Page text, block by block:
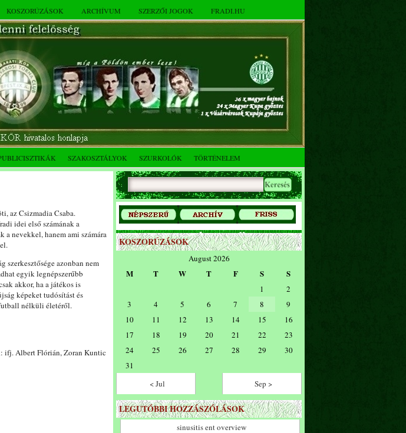
KOSZORÚZÁSOK ARCHÍVUM SZERZŐI JOGOK FRADI.HU
SZAKOSZTÁLYOK SZURKOLÓK TÖRTÉNELEM
az Csizmadia Csaba.
idei első számának a
a nevekkel, hanem ami számára
szerkesztősége azonban nem
egyik legnépszerűbb
akkor, ha a játékos is
képeket tudósítást és
nélküli életéről.
ifj. Albert Flórián, Zoran Kuntic
KOSZORÚZÁSOK
August 2026
M T W T F S S
1
2
3
4 5 6 7 8
9
10
11 12 13 14 15
16
17
18 19 20 21 22
23
24
25 26 27 28 29
30
31
< Jul
Sep >
LEGUTÓBBI HOZZÁSZÓLÁSOK
sinusitis ent overview